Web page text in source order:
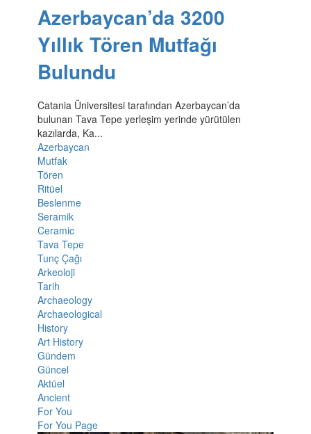
Azerbaycan’da 3200
Yıllık Tören Mutfağı
Bulundu
Catania Üniversitesi tarafından Azerbaycan’da
bulunan Tava Tepe yerleşim yerinde yürütülen
kazılarda, Ka...
Azerbaycan
Mutfak
Tören
Ritüel
Beslenme
Seramik
Ceramic
Tava Tepe
Tunç Çağı
Arkeoloji
Tarih
Archaeology
Archaeological
History
Art History
Gündem
Güncel
Aktüel
Ancient
For You
For You Page